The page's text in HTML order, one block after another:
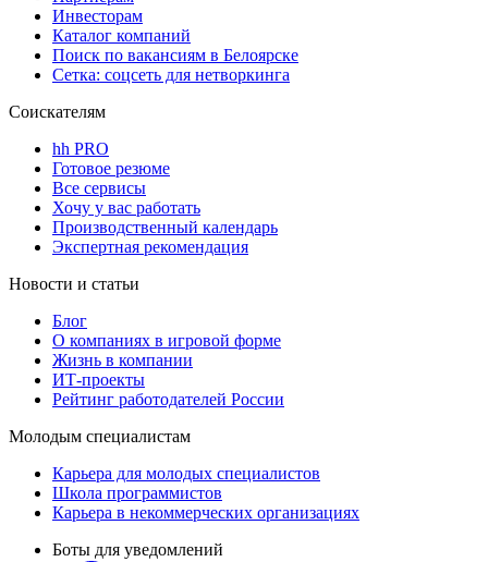
Инвесторам
Каталог компаний
Поиск по вакансиям в Белоярске
Сетка: соцсеть для нетворкинга
Соискателям
hh PRO
Готовое резюме
Все сервисы
Хочу у вас работать
Производственный календарь
Экспертная рекомендация
Новости и статьи
Блог
О компаниях в игровой форме
Жизнь в компании
ИТ-проекты
Рейтинг работодателей России
Молодым специалистам
Карьера для молодых специалистов
Школа программистов
Карьера в некоммерческих организациях
Боты для уведомлений